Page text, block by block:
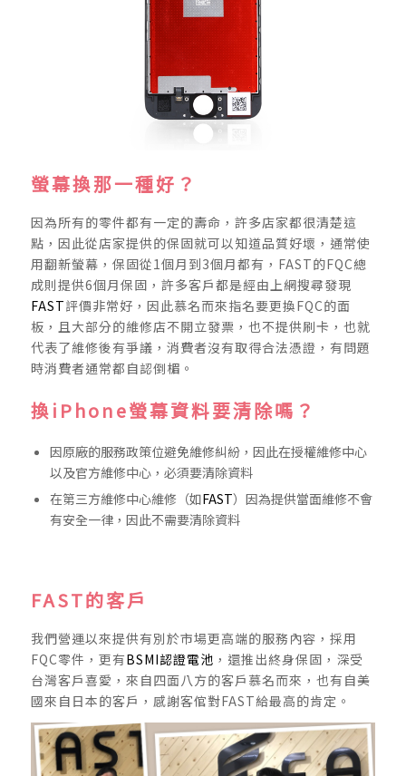
螢幕換那一種好？
因為所有的零件都有一定的壽命，許多店家都很清楚這
點，因此從店家提供的保固就可以知道品質好壞，通常使
用翻新螢幕，保固從1個月到3個月都有，FAST的FQC總
成則提供6個月保固，許多客戶都是經由上網搜尋發現
FAST評價非常好，因此慕名而來指名要更換FQC的面
板，且大部分的維修店不開立發票，也不提供刷卡，也就
代表了維修後有爭議，消費者沒有取得合法憑證，有問題
時消費者通常都自認倒楣。
換iPhone螢幕資料要清除嗎？
因原廠的服務政策位避免維修糾紛，因此在授權維修中心
以及官方維修中心，必須要清除資料
在第三方維修中心維修（如FAST）因為提供當面維修不會
有安全一律，因此不需要清除資料
FAST的客戶
我們營運以來提供有別於市場更高端的服務內容，採用
FQC零件，更有BSMI認證電池 ，還推出終身保固，深受
台灣客戶喜愛，來自四面八方的客戶慕名而來，也有自美
國來自日本的客戶，感謝客倌對FAST給最高的肯定。